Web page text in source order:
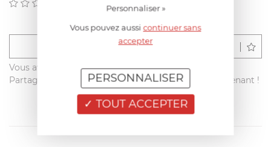
Déposer un avis
Vous avez acheté ce produit sur francisbatt.com ?
Partagez votre avis avec les autres clients dès maintenant !
Personnaliser »
Vous pouvez aussicontinuer sans
accepter
TOUT ACCEPTER
PERSONNALISER